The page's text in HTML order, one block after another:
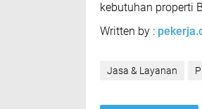
kebutuhan properti
Written by :
Jasa & Layanan